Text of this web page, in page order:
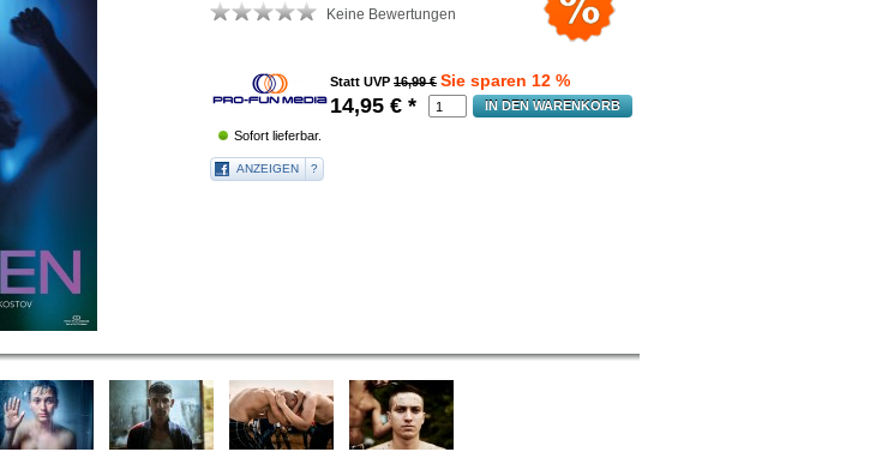
Keine Bewertungen
Statt UVP 16,99 € Sie sparen 12 %
14,95 € * IN DEN WARENKORB
Sofort lieferbar.
ANZEIGEN ?